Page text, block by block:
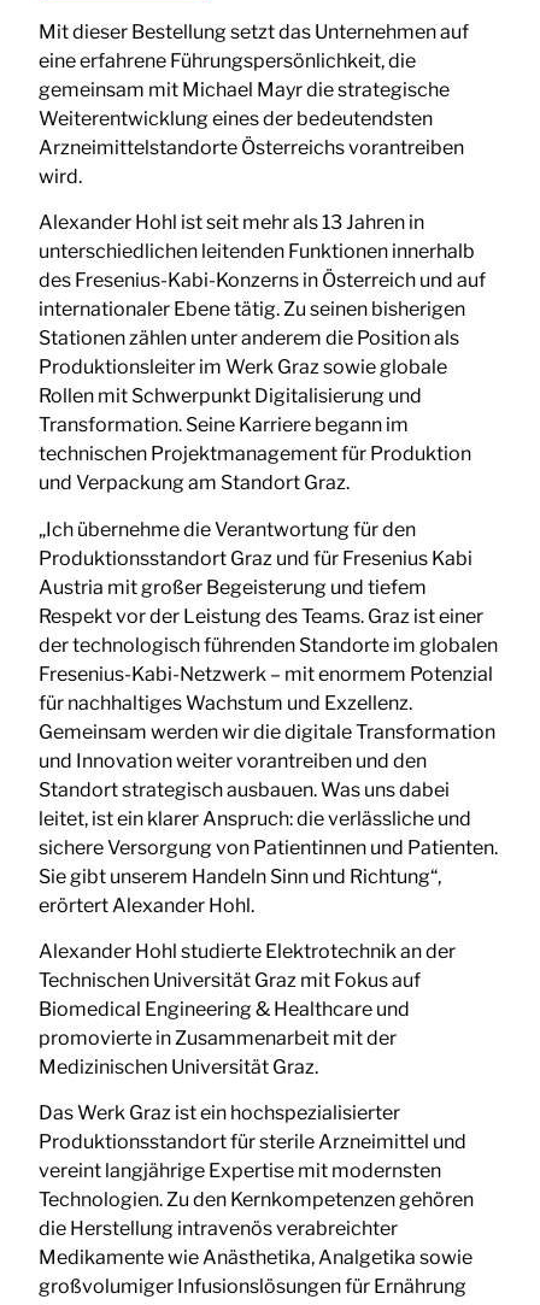
Mit dieser Bestellung setzt das Unternehmen auf
eine erfahrene Führungspersönlichkeit, die
gemeinsam mit Michael Mayr die strategische
Weiterentwicklung eines der bedeutendsten
Arzneimittelstandorte Österreichs vorantreiben
wird.
Alexander Hohl ist seit mehr als 13 Jahren in
unterschiedlichen leitenden Funktionen innerhalb
des Fresenius-Kabi-Konzerns in Österreich und auf
internationaler Ebene tätig. Zu seinen bisherigen
Stationen zählen unter anderem die Position als
Produktionsleiter im Werk Graz sowie globale
Rollen mit Schwerpunkt Digitalisierung und
Transformation. Seine Karriere begann im
technischen Projektmanagement für Produktion
und Verpackung am Standort Graz.
„Ich übernehme die Verantwortung für den
Produktionsstandort Graz und für Fresenius Kabi
Austria mit großer Begeisterung und tiefem
Respekt vor der Leistung des Teams. Graz ist einer
der technologisch führenden Standorte im globalen
Fresenius-Kabi-Netzwerk – mit enormem Potenzial
für nachhaltiges Wachstum und Exzellenz.
Gemeinsam werden wir die digitale Transformation
und Innovation weiter vorantreiben und den
Standort strategisch ausbauen. Was uns dabei
leitet, ist ein klarer Anspruch: die verlässliche und
sichere Versorgung von Patientinnen und Patienten.
Sie gibt unserem Handeln Sinn und Richtung“,
erörtert Alexander Hohl.
Alexander Hohl studierte Elektrotechnik an der
Technischen Universität Graz mit Fokus auf
Biomedical Engineering & Healthcare und
promovierte in Zusammenarbeit mit der
Medizinischen Universität Graz.
Das Werk Graz ist ein hochspezialisierter
Produktionsstandort für sterile Arzneimittel und
vereint langjährige Expertise mit modernsten
Technologien. Zu den Kernkompetenzen gehören
die Herstellung intravenös verabreichter
Medikamente wie Anästhetika, Analgetika sowie
großvolumiger Infusionslösungen für Ernährung